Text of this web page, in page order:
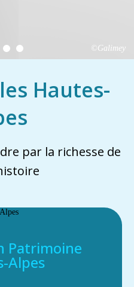
©Galimey
Hautes-
par la richesse de
Patrimoine
Alpes